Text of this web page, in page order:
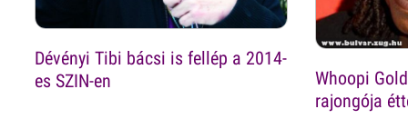
Dévényi Tibi bácsi is fellép a 2014-
es SZIN-en
Whoopi
rajongója